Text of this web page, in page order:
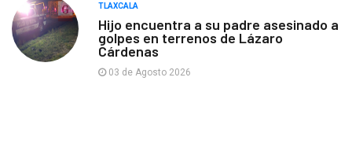
TLAXCALA
Hijo encuentra a su padre asesinado a
golpes en terrenos de Lázaro
Cárdenas
03 de Agosto 2026